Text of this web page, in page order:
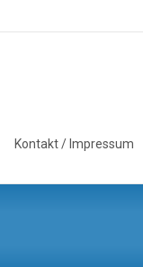
Kontakt / Impressum